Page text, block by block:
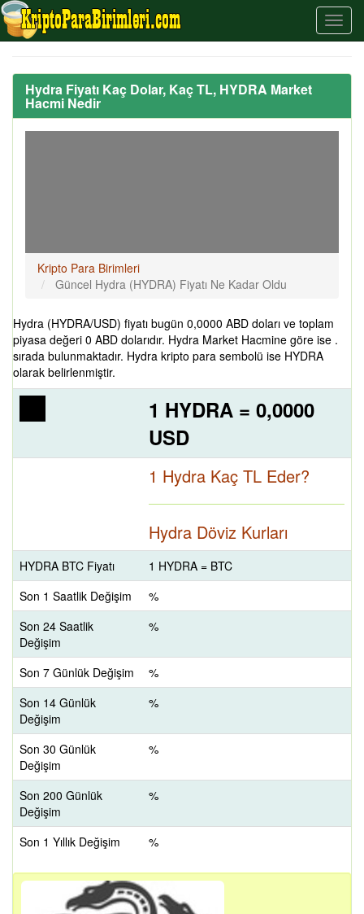
Hydra Fiyatı Kaç Dolar, Kaç TL, HYDRA Market
Hacmi Nedir
Kripto Para Birimleri
Güncel Hydra (HYDRA) Fiyatı Ne Kadar Oldu
Hydra (HYDRA/USD) fiyatı bugün 0,0000 ABD doları ve toplam
piyasa değeri 0 ABD dolarıdır. Hydra Market Hacmine göre ise .
sırada bulunmaktadır. Hydra kripto para sembolü ise HYDRA
olarak belirlenmiştir.
1 HYDRA = 0,0000
USD
1 Hydra Kaç TL Eder?
Hydra Döviz Kurları
HYDRA BTC Fiyatı
1 HYDRA = BTC
Son 1 Saatlik Değişim
%
Son 24 Saatlik
Değişim
%
Son 7 Günlük Değişim
%
Son 14 Günlük
Değişim
%
Son 30 Günlük
Değişim
%
Son 200 Günlük
Değişim
%
Son 1 Yıllık Değişim %